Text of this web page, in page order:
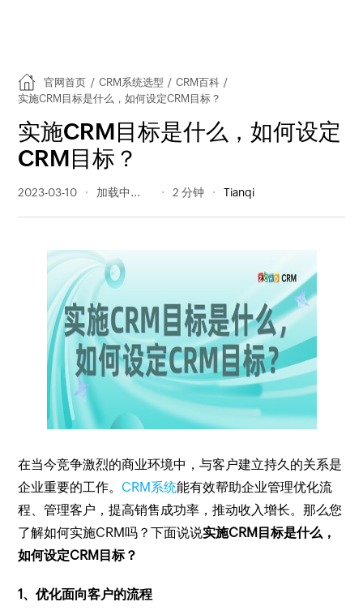
官网首页 / CRM系统选型 / CRM百科 /
实施CRM目标是什么，如何设定CRM目标？
实施CRM目标是什么，如何设定
CRM目标？
2023-03-10 326 阅读量 2 分钟 Tianqi
在当今竞争激烈的商业环境中，与客户建立持久的关系是
企业重要的工作。 CRM系统能有效帮助企业管理优化流
程、管理客户，提高销售成功率，推动收入增长。那么您
了解如何实施CRM吗？下面说说实施CRM目标是什么，
如何设定CRM目标？
1、优化面向客户的流程